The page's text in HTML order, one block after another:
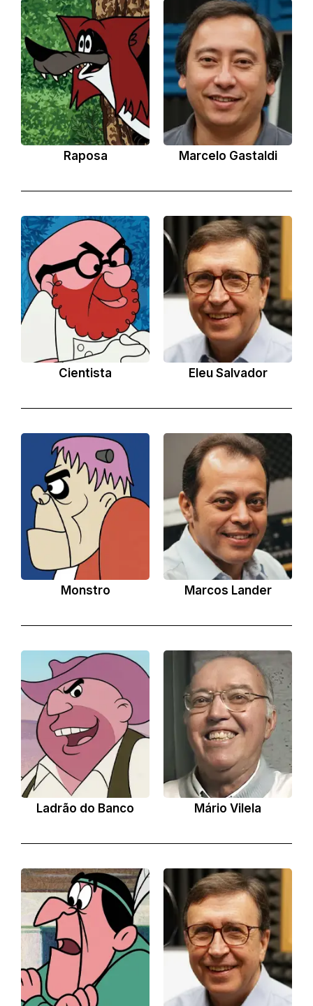
Raposa Marcelo Gastaldi
Cientista Eleu Salvador
Monstro Marcos Lander
Ladrão do Banco Mário Vilela